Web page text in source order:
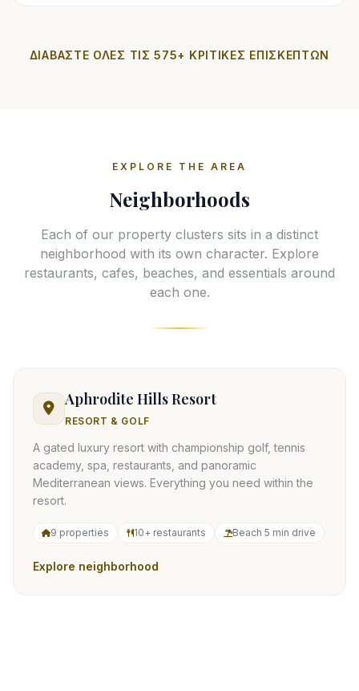
ΔΙΑΒΆΣΤΕ ΌΛΕΣ ΤΙΣ 575+ ΚΡΙΤΙΚΈΣ ΕΠΙΣΚΕΠΤΏΝ
EXPLORE THE AREA
Neighborhoods
Each of our property clusters sits in a distinct
neighborhood with its own character. Explore
restaurants, cafes, beaches, and essentials around
each one.
Aphrodite Hills Resort
RESORT & GOLF
A gated luxury resort with championship golf, tennis
academy, spa, restaurants, and panoramic
Mediterranean views. Everything you need within the
resort.
9 properties 10+ restaurants Beach 5 min drive
Explore neighborhood